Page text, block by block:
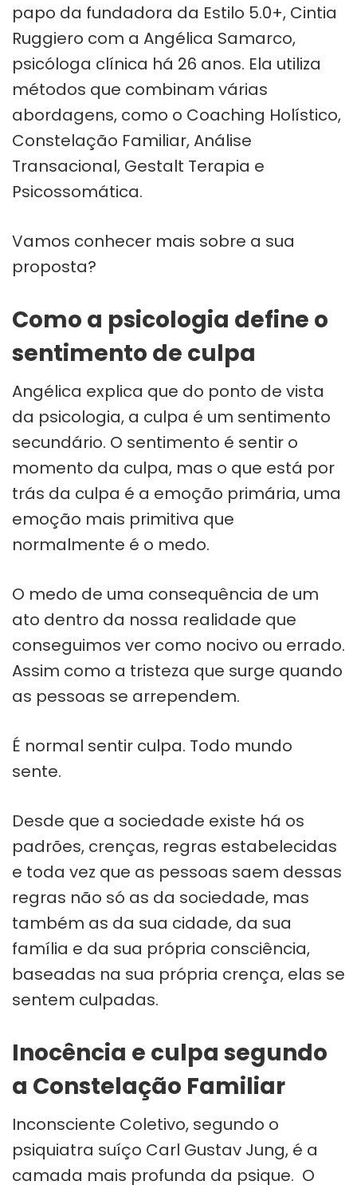
papo da fundadora da Estilo 5.0+, Cintia
Ruggiero com a Angélica Samarco,
psicóloga clínica há 26 anos. Ela utiliza
métodos que combinam várias
abordagens, como o Coaching Holístico,
Constelação Familiar, Análise
Transacional, Gestalt Terapia e
Psicossomática.
Vamos conhecer mais sobre a sua
proposta?
Como a psicologia define o
sentimento de culpa
Angélica explica que do ponto de vista
da psicologia, a culpa é um sentimento
secundário. O sentimento é sentir o
momento da culpa, mas o que está por
trás da culpa é a emoção primária, uma
emoção mais primitiva que
normalmente é o medo.
O medo de uma consequência de um
ato dentro da nossa realidade que
conseguimos ver como nocivo ou errado.
Assim como a tristeza que surge quando
as pessoas se arrependem.
É normal sentir culpa. Todo mundo
sente.
Desde que a sociedade existe há os
padrões, crenças, regras estabelecidas
e toda vez que as pessoas saem dessas
regras não só as da sociedade, mas
também as da sua cidade, da sua
família e da sua própria consciência,
baseadas na sua própria crença, elas se
sentem culpadas.
Inocência e culpa segundo
a Constelação Familiar
Inconsciente Coletivo, segundo o
psiquiatra suíço Carl Gustav Jung, é a
camada mais profunda da psique. O